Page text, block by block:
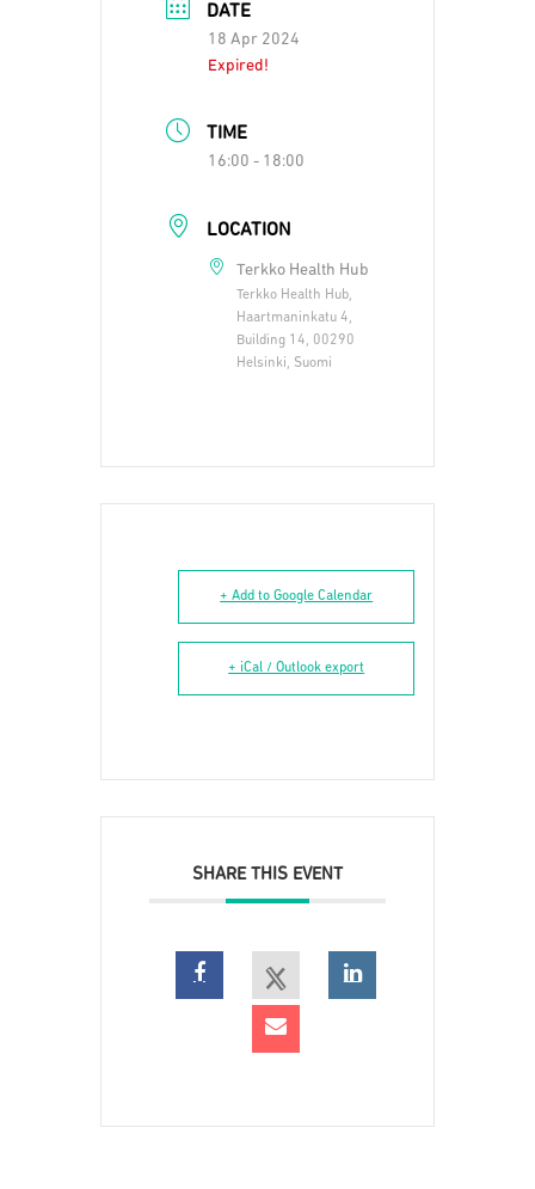
DATE
18 Apr 2024
Expired!
TIME
16:00 - 18:00
LOCATION
Terkko Health Hub
Terkko Health Hub,
Haartmaninkatu 4,
Building 14, 00290
Helsinki, Suomi
+ Add to Google Calendar
+ iCal / Outlook export
SHARE THIS EVENT